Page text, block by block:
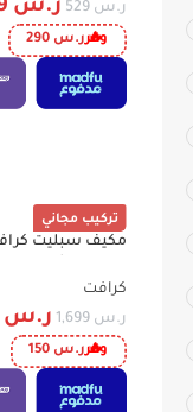
ر.س 529 ر.س 239
وفرر.س
تركيب مجاني
-9%
كرافت
ر.س 1,699 ر.س
وفرر.س